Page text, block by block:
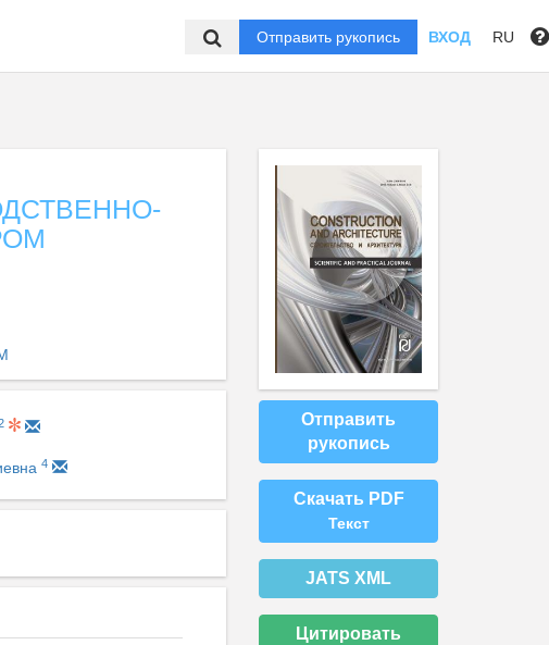
Отправить рукопись ВХОД RU
4
Отправить
рукопись
Скачать PDF
Текст
JATS XML
Цитировать